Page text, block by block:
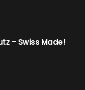
– Swiss Made!